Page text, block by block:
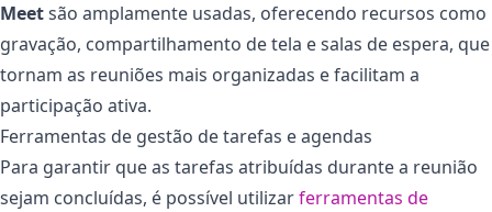
Meetsão amplamente usadas, oferecendo recursos como
gravação, compartilhamento de tela e salas de espera, que
tornam as reuniões mais organizadas e facilitam a
participação ativa.
Ferramentas de gestão de tarefas e agendas
Para garantir que as tarefas atribuídas durante a reunião
sejam concluídas, é possível utilizarferramentas de